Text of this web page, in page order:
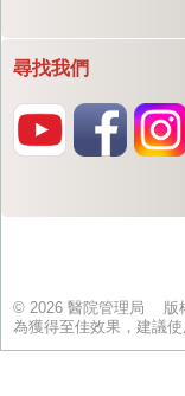
尋找我們
© 2026 醫院管理局
為獲得至佳效果，建議